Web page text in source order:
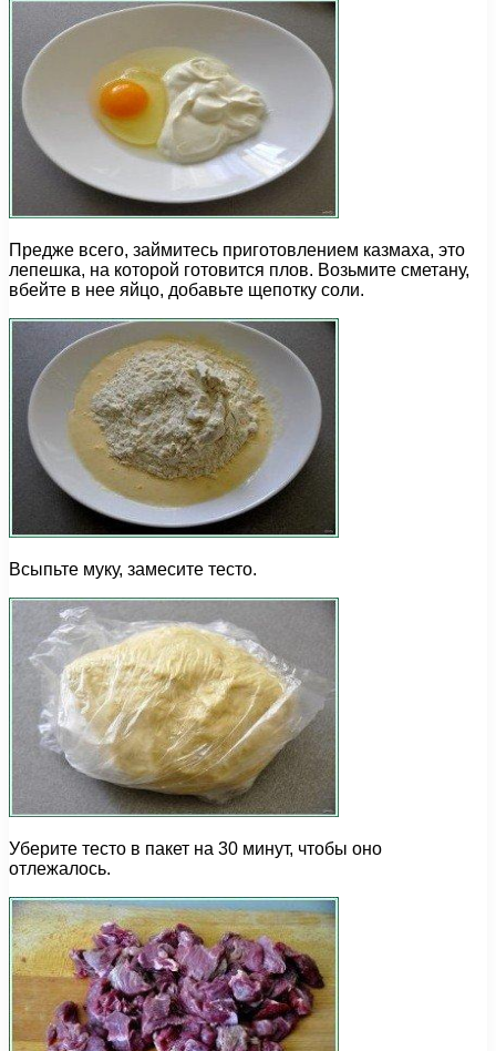
Предже всего, займитесь приготовлением казмаха, это
лепешка, на которой готовится плов. Возьмите сметану,
вбейте в нее яйцо, добавьте щепотку соли.
Всыпьте муку, замесите тесто.
Уберите тесто в пакет на 30 минут, чтобы оно
отлежалось.